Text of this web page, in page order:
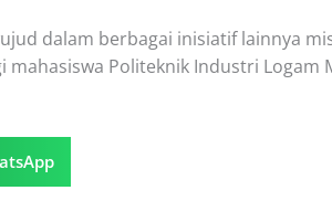
dalam berbagai inisiatif lainnya
Politeknik Industri Logam